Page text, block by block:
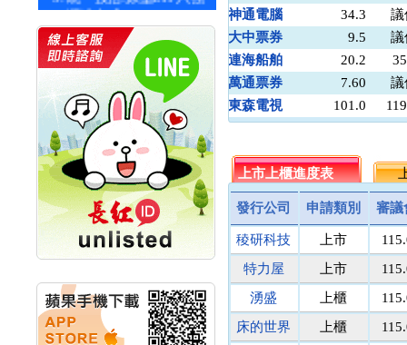
漲逾九成
統一投信:主動式ETF溢
價 被盯上
新光人壽保險:新壽Q1外
價金將達996億
宇辰系統科技:宇辰業績
創新高 啟動興櫃轉上櫃
計畫
明緯企業:明緯永續科技
競賽 以電源驅動善的力
量
秀育企業:秀育SHO-U儲
能系統 獲國內首張CNS
認證
聯博投信:聯博00404A
華旭先進:代重要子公司
碩通散熱股份有限公司
公告董事會通過發言人
及代理發
神通電腦
34.3
大中票券
9.5
連海船舶
20.2
萬通票券
7.60
東森電視
101.0
台灣集保
131.1
馬上發
議價
民間全民
議價
鎧鉅科技
議價
萬里遊
10.0
醫電鼎眾
議價
三信商銀
議價
菘凱科技
議價
上市上櫃進度表 上
發行公司 申請類別 審議
稜研科技 上市
特力屋
上市
湧盛
上櫃
床的世界
上櫃